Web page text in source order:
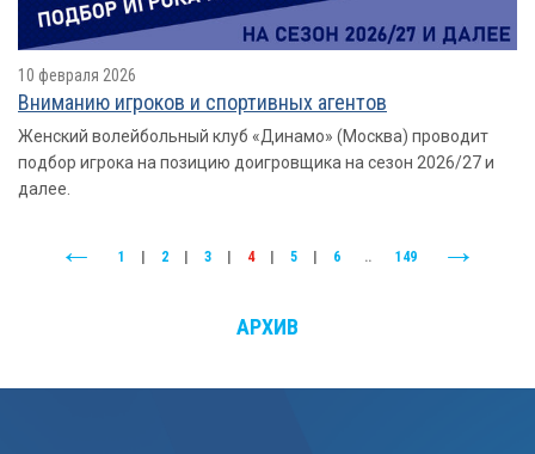
10 февраля 2026
Вниманию игроков и спортивных агентов
Женский волейбольный клуб «Динамо» (Москва) проводит
подбор игрока на позицию доигровщика на сезон 2026/27 и
далее.
1 2 3 4 5 6 .. 149
АРХИВ